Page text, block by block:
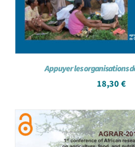
Appuyer les organisations
18,30 €